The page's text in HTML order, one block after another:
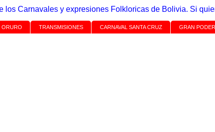
los Carnavales y expresiones Folkloricas de Bolivia. Si
ORURO TRANSMISIONES CARNAVAL SANTA CRUZ GRAN PODER